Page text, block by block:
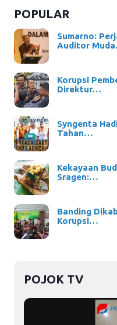
POPULAR
Sumarno:
Auditor
Korupsi
Direktur…
Syngenta
Tahan…
Kekayaan
Sragen:…
Banding
Korupsi…
POJOK TV